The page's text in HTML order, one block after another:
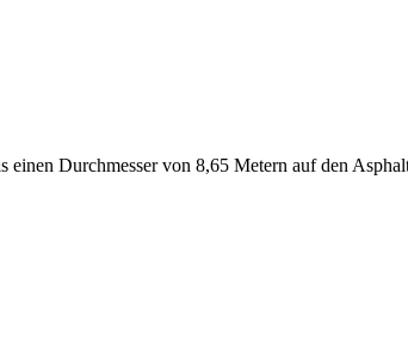
Durchmesser von 8,65 Metern auf den